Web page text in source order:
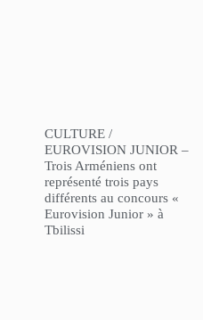
CULTURE /
EUROVISION JUNIOR –
Trois Arméniens ont
représenté trois pays
différents au concours «
Eurovision Junior » à
Tbilissi